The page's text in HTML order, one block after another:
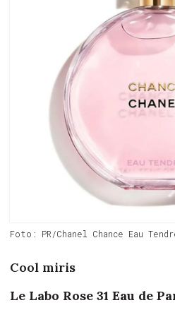
Foto: PR/Chanel Chance Eau
Cool miris
Le Labo Rose 31 Eau de